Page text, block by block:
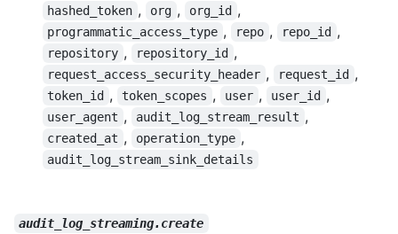
hashed_token , org , org_id ,
programmatic_access_type , repo , repo_id ,
repository , repository_id ,
request_access_security_header , request_id ,
token_id , token_scopes , user , user_id ,
user_agent , audit_log_stream_result ,
created_at , operation_type ,
audit_log_stream_sink_details
audit_log_streaming.create